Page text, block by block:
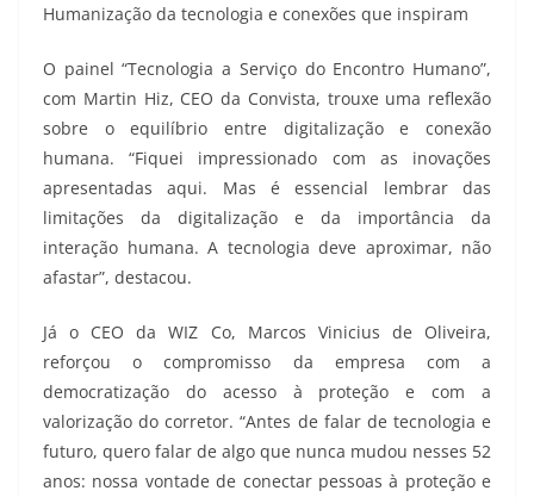
Humanização da tecnologia e conexões que inspiram
O painel “Tecnologia a Serviço do Encontro Humano”,
com Martin Hiz, CEO da Convista, trouxe uma reflexão
sobre o equilíbrio entre digitalização e conexão
humana. “Fiquei impressionado com as inovações
apresentadas aqui. Mas é essencial lembrar das
limitações da digitalização e da importância da
interação humana. A tecnologia deve aproximar, não
afastar”, destacou.
Já o CEO da WIZ Co, Marcos Vinicius de Oliveira,
reforçou o compromisso da empresa com a
democratização do acesso à proteção e com a
valorização do corretor. “Antes de falar de tecnologia e
futuro, quero falar de algo que nunca mudou nesses 52
anos: nossa vontade de conectar pessoas à proteção e